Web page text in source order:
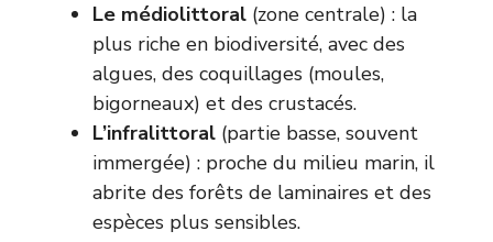
Le médiolittoral (zone centrale) : la
plus riche en biodiversité, avec des
algues, des coquillages (moules,
bigorneaux) et des crustacés.
L’infralittoral (partie basse, souvent
immergée) : proche du milieu marin, il
abrite des forêts de laminaires et des
espèces plus sensibles.